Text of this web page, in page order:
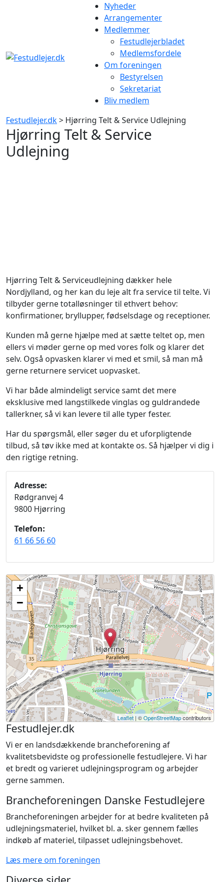
Nyheder
Arrangementer
Medlemmer
Festudlejerbladet
Medlemsfordele
Om foreningen
Bestyrelsen
Sekretariat
Bliv medlem
Festudlejer.dk> Hjørring Telt & Service Udlejning
Hjørring Telt & Service
Udlejning
Hjørring Telt & Serviceudlejning dækker hele
Nordjylland, og her kan du leje alt fra service til telte. Vi
tilbyder gerne totalløsninger til ethvert behov:
konfirmationer, bryllupper, fødselsdage og receptioner.
Kunden må gerne hjælpe med at sætte teltet op, men
ellers vi møder gerne op med vores folk og klarer det
selv. Også opvasken klarer vi med et smil, så man må
gerne returnere servicet uopvasket.
Vi har både almindeligt service samt det mere
eksklusive med langstilkede vinglas og guldrandede
tallerkner, så vi kan levere til alle typer fester.
Har du spørgsmål, eller søger du et uforpligtende
tilbud, så tøv ikke med at kontakte os. Så hjælper vi dig i
den rigtige retning.
Adresse:
Rødgranvej 4
9800 Hjørring
Telefon:
61 66 56 60
+
−
Leaflet | ©OpenStreetMapcontributors
Festudlejer.dk
Vi er en landsdækkende brancheforening af
kvalitetsbevidste og professionelle festudlejere. Vi har
et bredt og varieret udlejningsprogram og arbejder
gerne sammen.
Brancheforeningen Danske Festudlejere
Brancheforeningen arbejder for at bedre kvaliteten på
udlejningsmateriel, hvilket bl. a. sker gennem fælles
indkøb af materiel, tilpasset udlejningsbehovet.
Læs mere om foreningen